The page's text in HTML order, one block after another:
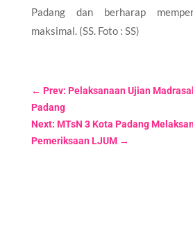
Padang dan berharap
maksimal. (SS. Foto : SS)
← Prev: Pelaksanaan Ujian
Padang
Next: MTsN 3 Kota Padang
Pemeriksaan LJUM→